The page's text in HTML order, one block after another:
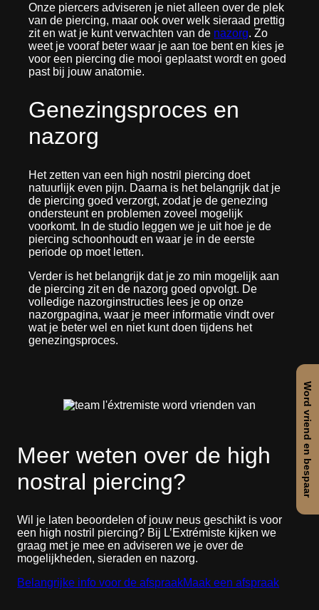
Word vriend en bespaar
Onze piercers adviseren je niet alleen over de plek
van de piercing, maar ook over welk sieraad prettig
zit en wat je kunt verwachten van de nazorg. Zo
weet je vooraf beter waar je aan toe bent en kies je
voor een piercing die mooi geplaatst wordt en goed
past bij jouw anatomie.
Genezingsproces en
nazorg
Het zetten van een high nostril piercing doet
natuurlijk even pijn. Daarna is het belangrijk dat je
de piercing goed verzorgt, zodat je de genezing
ondersteunt en problemen zoveel mogelijk
voorkomt. In de studio leggen we je uit hoe je de
piercing schoonhoudt en waar je in de eerste
periode op moet letten.
Verder is het belangrijk dat je zo min mogelijk aan
de piercing zit en de nazorg goed opvolgt. De
volledige nazorginstructies lees je op onze
nazorgpagina, waar je meer informatie vindt over
wat je beter wel en niet kunt doen tijdens het
genezingsproces.
Meer weten over de high
nostral piercing?
Wil je laten beoordelen of jouw neus geschikt is voor
een high nostril piercing? Bij L’Extrémiste kijken we
graag met je mee en adviseren we je over de
mogelijkheden, sieraden en nazorg.
Belangrijke info voor de afspraakMaak een afspraak